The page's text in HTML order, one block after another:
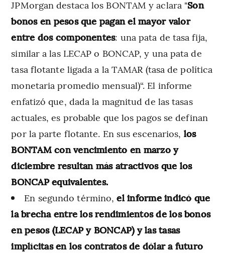
JPMorgan destaca los BONTAM y aclara "Son
bonos en pesos que pagan el mayor valor
entre dos componentes: una pata de tasa fija,
similar a las LECAP o BONCAP, y una pata de
tasa flotante ligada a la TAMAR (tasa de política
monetaria promedio mensual)“. El informe
enfatizó que, dada la magnitud de las tasas
actuales, es probable que los pagos se definan
por la parte flotante. En sus escenarios, los
BONTAM con vencimiento en marzo y
diciembre resultan más atractivos que los
BONCAP equivalentes.
En segundo término,el informe indicó que
la brecha entre los rendimientos de los bonos
en pesos (LECAP y BONCAP) y las tasas
implícitas en los contratos de dólar a futuro